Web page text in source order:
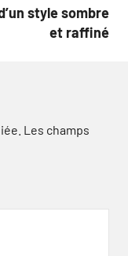
style sombre
et raffiné
Les champs